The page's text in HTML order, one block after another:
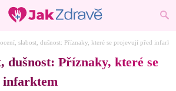
slabost, dušnost: Příznaky, které se projevují před
dušnost: Příznaky, které se